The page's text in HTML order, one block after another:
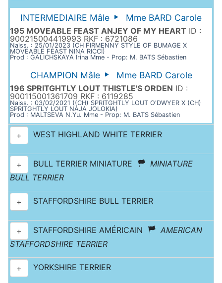
INTERMEDIAIRE Mâle Mme BARD Carole
195 MOVEABLE FEAST ANJEY OF MY HEART ID :
900215004419993 RKF : 6721086
Naiss. : 25/01/2023 (CH FIRMENNY STYLE OF BUMAGE X
MOVEABLE FEAST NINA RICCI)
Prod : GALICHSKAYA Irina Mme - Prop: M. BATS Sébastien
CHAMPION Mâle Mme BARD Carole
196 SPRITGHTLY LOUT THISTLE'S ORDEN ID :
900115001361709 RKF : 6119285
Naiss. : 03/02/2021 ((CH) SPRITGHTLY LOUT O'DWYER X (CH)
SPRITGHTLY LOUT NAJA JOLOKIA)
Prod : MALTSEVA N.Yu. Mme - Prop: M. BATS Sébastien
+ WEST HIGHLAND WHITE TERRIER
+ BULL TERRIER MINIATURE
MINIATURE
BULL TERRIER
+ STAFFORDSHIRE BULL TERRIER
+ STAFFORDSHIRE AMÉRICAIN
AMERICAN
STAFFORDSHIRE TERRIER
+ YORKSHIRE TERRIER